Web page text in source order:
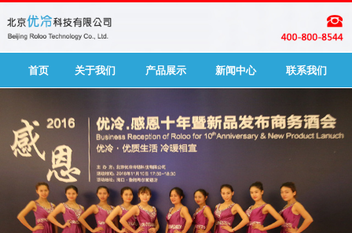
首页 关于我们 产品展示 新闻中心 联系我们